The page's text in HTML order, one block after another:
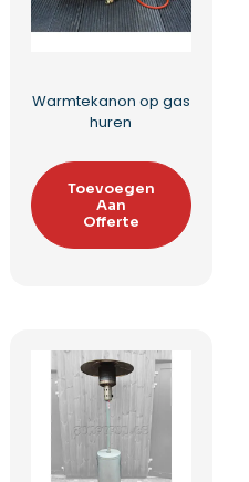
Warmtekanon op gas
huren
Toevoegen
Aan
Offerte